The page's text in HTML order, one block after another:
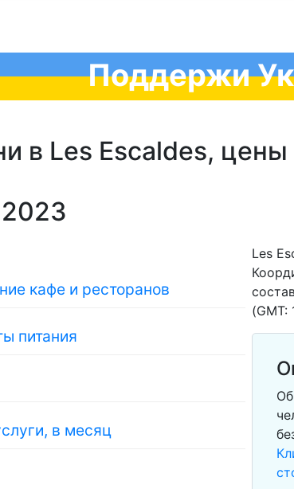
Поддержи
в Les Escaldes,
кафе и ресторанов
питания
в месяц
Les
(GMT: